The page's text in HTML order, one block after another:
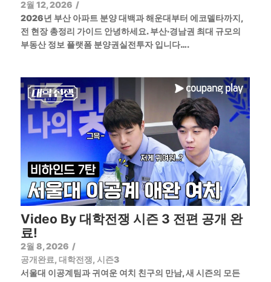
2월 12, 2026 /
2026년 부산 아파트 분양 대백과 해운대부터 에코델타까지,
전 현장 총정리 가이드 안녕하세요. 부산·경남권 최대 규모의
부동산 정보 플랫폼 분양권실전투자 입니다….
Video By 대학전쟁 시즌 3 전편 공개 완
료!
2월 8, 2026 /
공개완료, 대학전쟁, 시즌3
서울대 이공계팀과 귀여운 여치 친구의 만남, 새 시즌의 모든